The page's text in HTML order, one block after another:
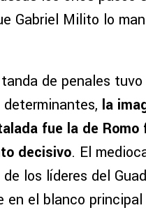
el principal
redes sociales,
Gabriel Milito lo
de penales tuvo
determinantes, la
fue la de Romo